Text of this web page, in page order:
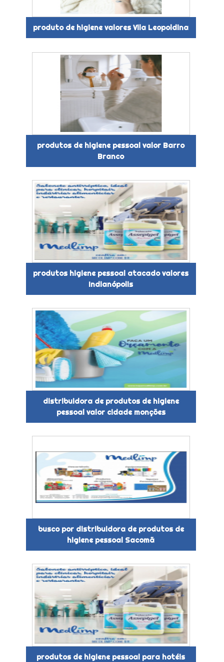
produto de higiene valores Vila Leopoldina
produtos de higiene pessoal valor Barro
Branco
produtos higiene pessoal atacado valores
Indianópolis
distribuidora de produtos de higiene
pessoal valor cidade monções
busco por distribuidora de produtos de
higiene pessoal Sacomã
produtos de higiene pessoal para hotéis